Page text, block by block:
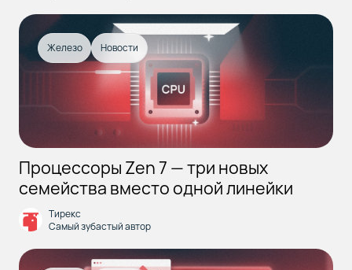
Железо Новости
Процессоры Zen 7 — три новых
семейства вместо одной линейки
Тирекс
Самый зубастый автор